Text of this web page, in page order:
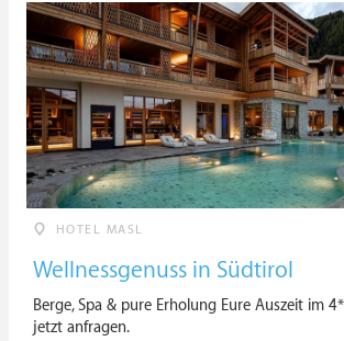
HOTEL MASL
Wellnessgenuss in Südtirol
Berge, Spa & pure Erholung Eure Auszeit im
jetzt anfragen.